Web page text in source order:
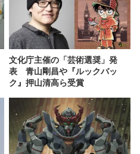
文化庁主催の「芸術選奨」発
表 青山剛昌や『ルックバッ
ク』押山清高ら受賞